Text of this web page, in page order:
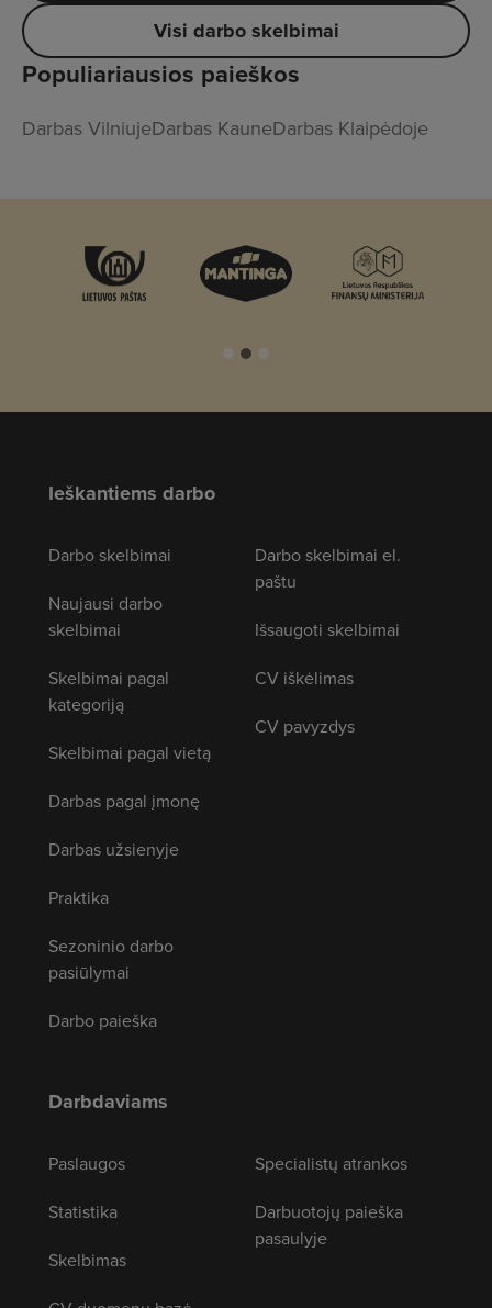
Visi darbo skelbimai
Populiariausios paieškos
Darbas VilniujeDarbas KauneDarbas Klaipėdoje
Ieškantiems darbo
Darbo skelbimai
Naujausi darbo
skelbimai
Skelbimai pagal
kategoriją
Skelbimai pagal vietą
Darbas pagal įmonę
Darbas užsienyje
Praktika
Sezoninio darbo
pasiūlymai
Darbo paieška
Darbo skelbimai el.
paštu
Išsaugoti skelbimai
CV iškėlimas
CV pavyzdys
Darbdaviams
Paslaugos
Statistika
Skelbimas
Specialistų atrankos
Darbuotojų paieška
pasaulyje